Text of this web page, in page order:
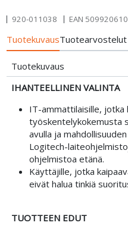
920-011038 EAN
TuotekuvausTuotearvostelut
Tuotekuvaus
IHANTEELLINEN VALINTA
IT-ammattilaisille, jotka
työskentelykokemusta
avulla ja
Logitech-
ohjelmistoa etänä.
Käyttäjille, jotka
eivät halua tinkiä
TUOTTEEN EDUT